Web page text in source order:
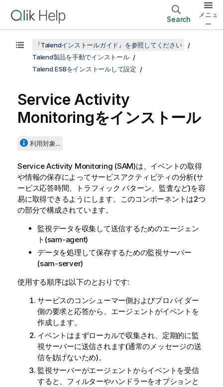
Search
メニュ
ー
『Talendインストールガイド』を参照してください
Talend製品を手動でインストール
Talend ESBをインストールして設定
Service Activity
Monitoringをインストール
利用対象...
Service Activity Monitoring (SAM)は、イベントの取得
や情報の保存によってサービスアクティビティの分析(サ
ービス応答時間、トラフィック パターン、監査など)を容
易に取得できるようにします。このコンポーネントは2つ
の部分で構成されています。
監視データを収集して送信するためのエージェン
ト(sam-agent)
データを処理して保存するための監視サーバー
(sam-server)
使用する順序は以下のとおりです:
サービスのコンシューマー側およびプロバイダー
側の要求と応答から、エージェントがイベントを
作成します。
イベントはまずローカルで収集され、定期的に監
視サーバーに送信されます(通常のメッセージの送
信を妨げないため)。
監視サーバーがエージェントからイベントを受信
すると、フィルターやハンドラーをオプションと